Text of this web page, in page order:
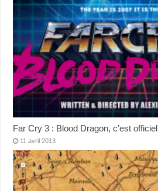
Far Cry 3 : Blood Dragon, c’est officiel
11 avril 2013